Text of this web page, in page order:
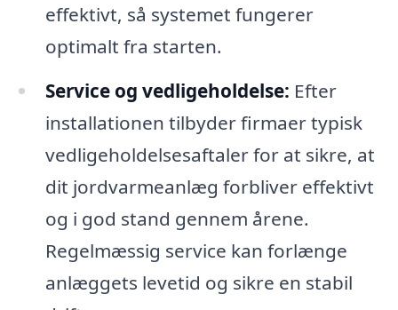
effektivt, så systemet fungerer
optimalt fra starten.
Service og vedligeholdelse: Efter
installationen tilbyder firmaer typisk
vedligeholdelsesaftaler for at sikre, at
dit jordvarmeanlæg forbliver effektivt
og i god stand gennem årene.
Regelmæssig service kan forlænge
anlæggets levetid og sikre en stabil